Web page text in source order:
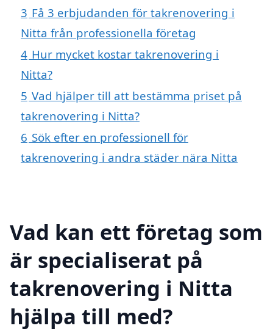
3 Få 3 erbjudanden för takrenovering i
Nitta från professionella företag
4 Hur mycket kostar takrenovering i
Nitta?
5 Vad hjälper till att bestämma priset på
takrenovering i Nitta?
6 Sök efter en professionell för
takrenovering i andra städer nära Nitta
Vad kan ett företag som
är specialiserat på
takrenovering i Nitta
hjälpa till med?